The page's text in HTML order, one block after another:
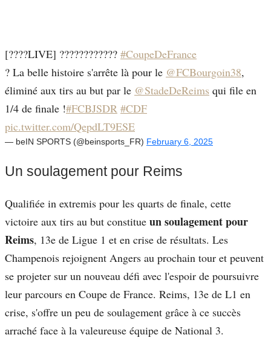
[????LIVE] ???????????? #CoupeDeFrance
? La belle histoire s'arrête là pour le @FCBourgoin38,
éliminé aux tirs au but par le @StadeDeReims qui file en
1/4 de finale !#FCBJSDR #CDF
pic.twitter.com/QepdLT9ESE
— beIN SPORTS (@beinsports_FR) February 6, 2025
Un soulagement pour Reims
Qualifiée in extremis pour les quarts de finale, cette
victoire aux tirs au but constitue un soulagement pour
Reims, 13e de Ligue 1 et en crise de résultats. Les
Champenois rejoignent Angers au prochain tour et peuvent
se projeter sur un nouveau défi avec l'espoir de poursuivre
leur parcours en Coupe de France. Reims, 13e de L1 en
crise, s'offre un peu de soulagement grâce à ce succès
arraché face à la valeureuse équipe de National 3.